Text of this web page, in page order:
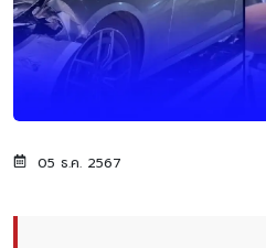
05 ธ.ค. 2567